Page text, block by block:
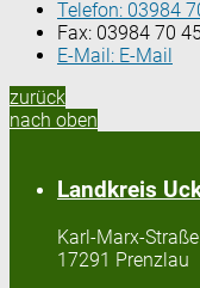
Telefon: 03984
Fax: 03984 70
E-Mail: E-Mail
zurück
nach oben
Landkreis
Karl-Marx-Straße
17291 Prenzlau